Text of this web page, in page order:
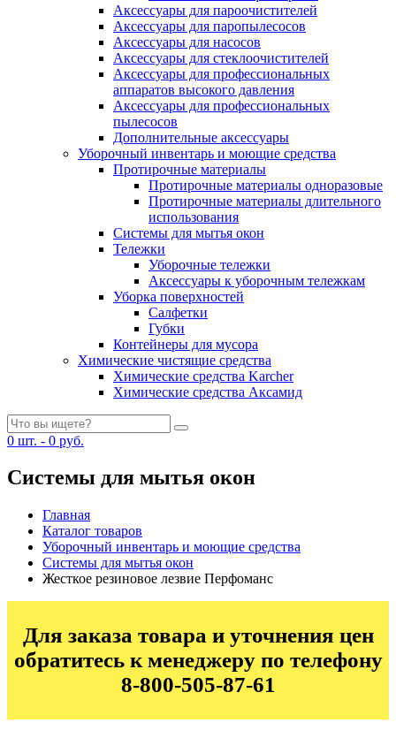
Аксессуары для пароочистителей
Аксессуары для паропылесосов
Аксессуары для насосов
Аксессуары для стеклоочистителей
Аксессуары для профессиональных
аппаратов высокого давления
Аксессуары для профессиональных
пылесосов
Дополнительные аксессуары
Уборочный инвентарь и моющие средства
Протирочные материалы
Протирочные материалы одноразовые
Протирочные материалы длительного
использования
Системы для мытья окон
Тележки
Уборочные тележки
Аксессуары к уборочным тележкам
Уборка поверхностей
Салфетки
Губки
Контейнеры для мусора
Химические чистящие средства
Химические средства Karcher
Химические средства Аксамид
0 шт. - 0 руб.
Системы для мытья окон
Главная
Каталог товаров
Уборочный инвентарь и моющие средства
Системы для мытья окон
Жесткое резиновое лезвие Перфоманс
Для заказа товара и уточнения цен
обратитесь к менеджеру по телефону
8-800-505-87-61